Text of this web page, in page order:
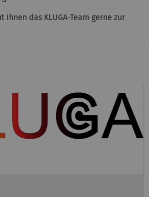
Ihnen das KLUGA-Team gerne zur